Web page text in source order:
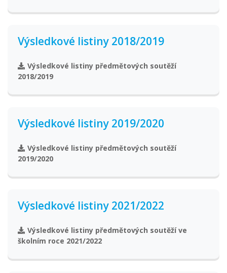
Výsledkové listiny 2018/2019
Výsledkové listiny předmětových soutěží
2018/2019
Výsledkové listiny 2019/2020
Výsledkové listiny předmětových soutěží
2019/2020
Výsledkové listiny 2021/2022
Výsledkové listiny předmětových soutěží ve
školním roce 2021/2022